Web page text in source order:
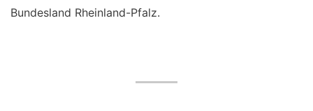
Bundesland Rheinland-Pfalz.